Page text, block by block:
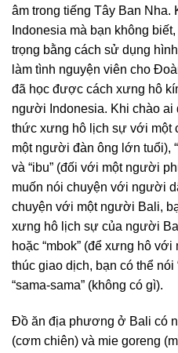
âm trong tiếng Tây Ban
Indonesia mà bạn không
trọng bằng cách sử dụng
làm tình nguyện viên cho
đã học được cách xưng hô
người Indonesia. Khi chào ai
thức xưng hô lịch sự với một
một người đàn ông lớn tuổi),
và “ibu” (đối với một người
muốn nói chuyện với người
chuyện với một người Bali,
xưng hô lịch sự của người
hoặc “mbok” (để xưng hô
thúc giao dịch, bạn có thể nói
“sama-sama” (không có gì).
Đồ ăn địa phương ở Bali có
(cơm chiên) và mie goreng